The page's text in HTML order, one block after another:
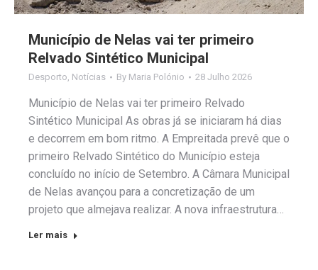
Município de Nelas vai ter primeiro
Relvado Sintético Municipal
Desporto, Notícias By Maria Polónio 28 Julho 2026
Município de Nelas vai ter primeiro Relvado
Sintético Municipal As obras já se iniciaram há dias
e decorrem em bom ritmo. A Empreitada prevê que o
primeiro Relvado Sintético do Município esteja
concluído no início de Setembro. A Câmara Municipal
de Nelas avançou para a concretização de um
projeto que almejava realizar. A nova infraestrutura…
Ler mais